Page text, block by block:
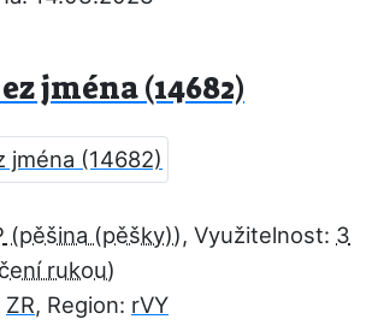
jména (14682)
, Využitelnost: 3
ZR, Region: rVY